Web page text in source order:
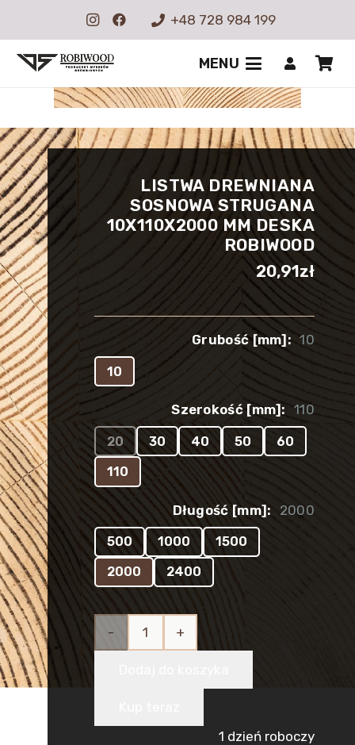
+48 728 984 199
MENU
LISTWA DREWNIANA
SOSNOWA STRUGANA
10X110X2000 MM DESKA
ROBIWOOD
20,91zł
Grubość [mm]: 10
10
Szerokość [mm]: 110
20 30 40 50 60
110
Długość [mm]: 2000
500 1000 1500
2000 2400
ilość
Sosnowa
1 dzień roboczy